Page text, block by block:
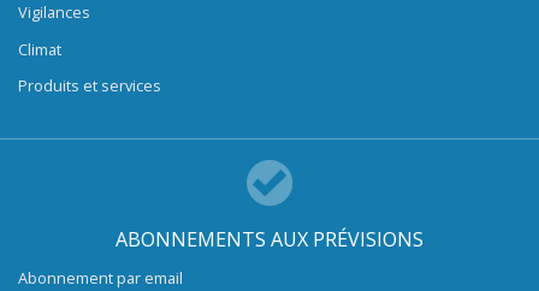
Vigilances
Climat
Produits et services
ABONNEMENTS AUX PRÉVISIONS
Abonnement par email